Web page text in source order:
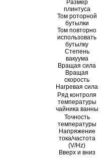
Размер
плинтуса
Том роторной
бутылки
Том повторно
использовать
бутылку
Степень
вакуума
Вращая сила
Вращая
скорость
Нагревая сила
Ряд контроля
температуры
чайника ванны
Точность
температуры
Напряжение
тока/частота
(V/Hz)
Вверх и вниз